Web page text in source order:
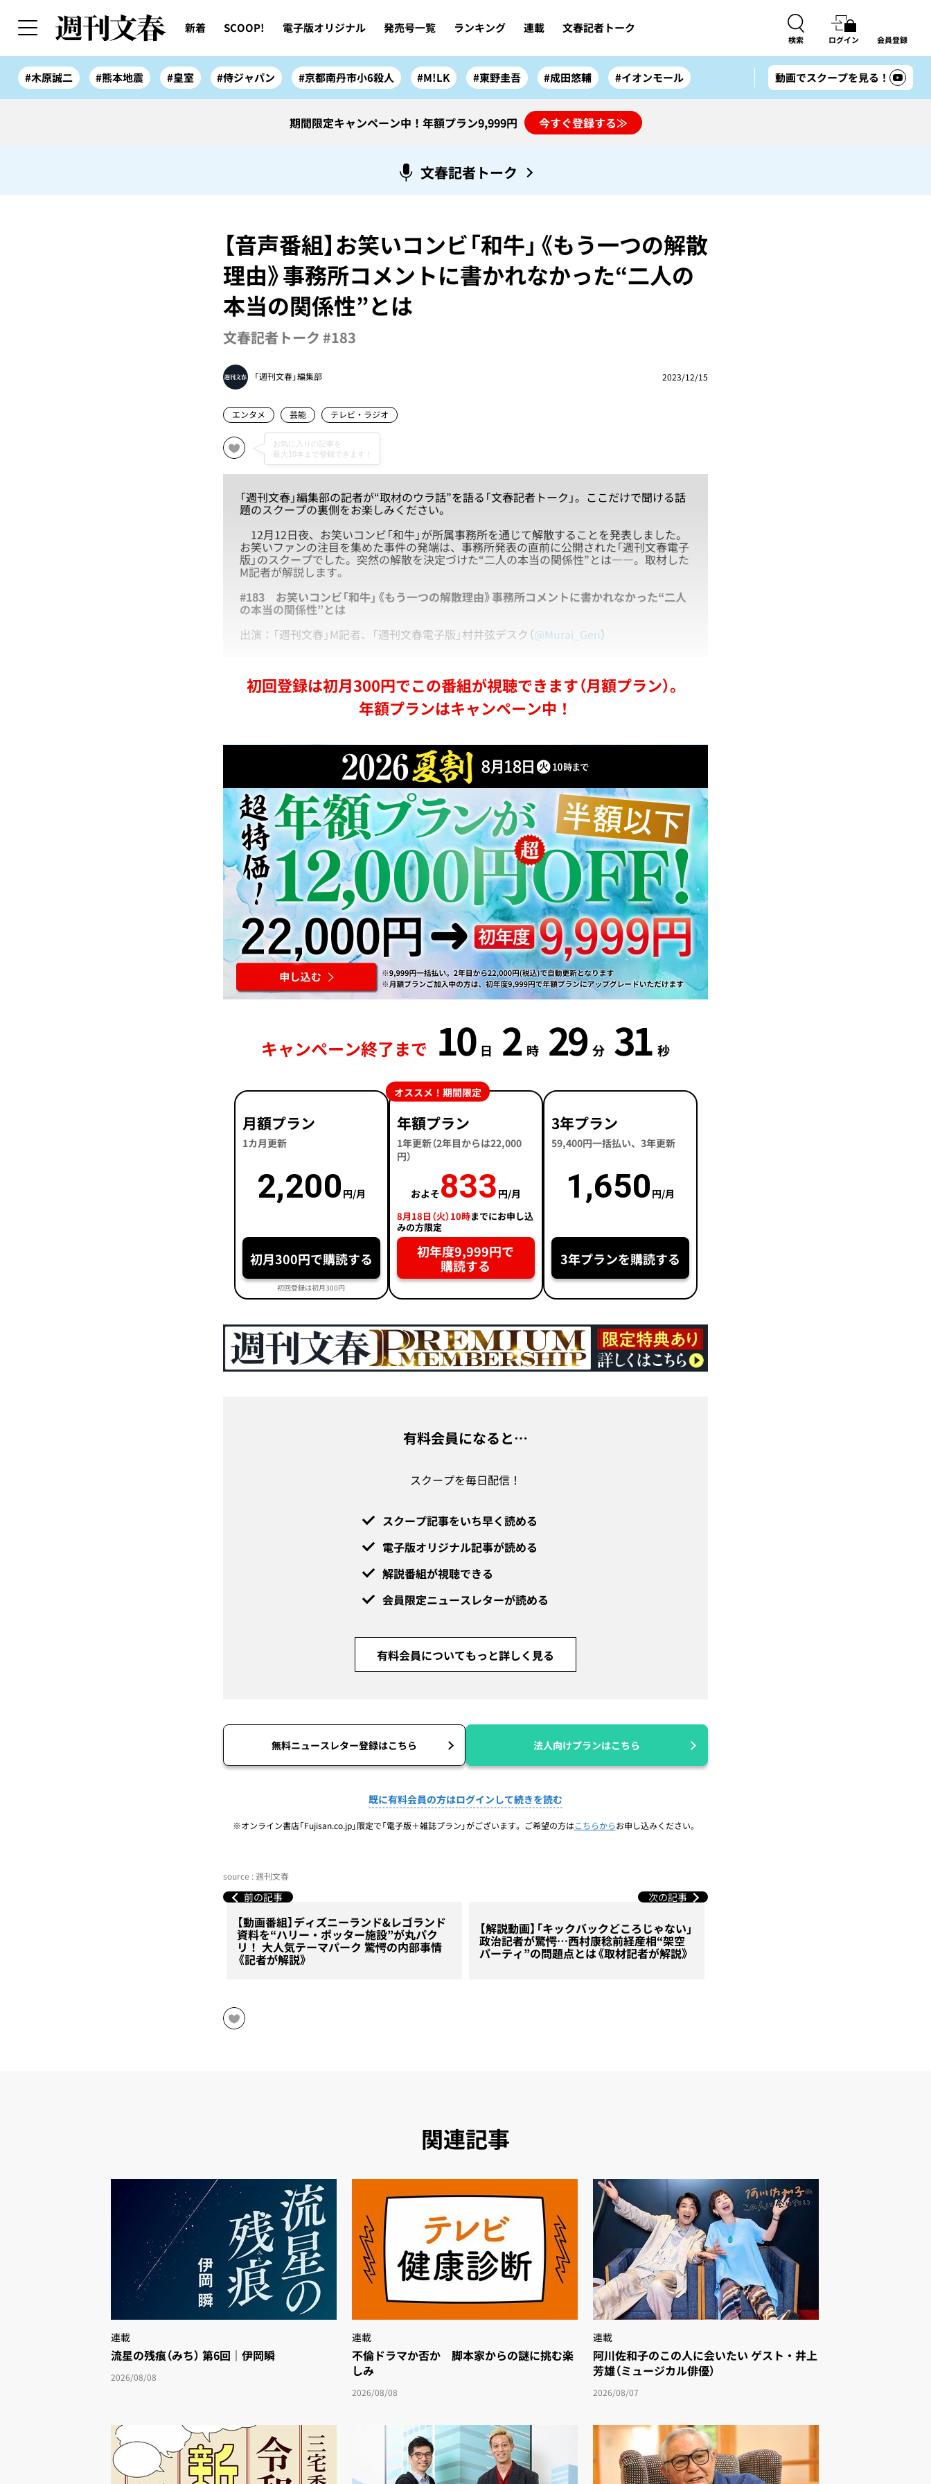
新着 SCOOP! 電子版オリジナル 発売号一覧 ランキング 連載 文春記者トーク
検索 ログイン 会員登録
#木原誠二 #熊本地震 #皇室 #侍ジャパン #京都南丹市小6殺人 #M!LK #東野圭吾 #成田悠輔 #イオンモール 動画でスクープを見る！
期間限定キャンペーン中！年額プラン9,999円 今すぐ登録する≫
文春記者トーク
【音声番組】お笑いコンビ「和牛」《もう一つの解散
理由》事務所コメントに書かれなかった“二人の
本当の関係性”とは
文春記者トーク #183
「週刊文春」編集部 2023/12/15
エンタメ 芸能 テレビ・ラジオ
「週刊文春」編集部の記者が“取材のウラ話”を語る「文春記者トーク」。ここだけで聞ける話
題のスクープの裏側をお楽しみください。
12月12日夜、お笑いコンビ「和牛」が所属事務所を通じて解散することを発表しました。
お笑いファンの注目を集めた事件の発端は、事務所発表の直前に公開された「週刊文春電子
版」のスクープでした。突然の解散を決定づけた“二人の本当の関係性”とは――。取材した
M記者が解説します。
#183 お笑いコンビ「和牛」《もう一つの解散理由》事務所コメントに書かれなかった“二人
の本当の関係性”とは
出演：「週刊文春」M記者、「週刊文春電子版」村井弦デスク（@Murai_Gen）
初回登録は初月300円でこの番組が視聴できます（月額プラン）。
年額プランはキャンペーン中！
キャンペーン終了まで 10 日 2 時 29 分 30 秒
月額プラン
1カ月更新
2,200 円/月
初月300円で購読する
初回登録は初月300円
年額プラン
1年更新（2年目からは22,000
円）
およそ833 円/月
8月18日（火）10時までにお申し込
みの方限定
初年度9,999円で
購読する
オススメ！期間限定
3年プラン
59,400円一括払い、3年更新
1,650 円/月
3年プランを購読する
有料会員になると…
スクープを毎日配信！
スクープ記事をいち早く読める
電子版オリジナル記事が読める
解説番組が視聴できる
会員限定ニュースレターが読める
有料会員についてもっと詳しく見る
無料ニュースレター登録はこちら 法人向けプランはこちら
既に有料会員の方はログインして続きを読む
※オンライン書店「Fujisan.co.jp」限定で「電子版＋雑誌プラン」がございます。ご希望の方はこちらからお申し込みください。
source : 週刊文春
前の記事
【動画番組】ディズニーランド&レゴランド
資料を“ハリー・ポッター施設”が丸パク
リ！ 大人気テーマパーク 驚愕の内部事情
《記者が解説》
次の記事
【解説動画】「キックバックどころじゃない」
政治記者が驚愕…西村康稔前経産相“架空
パーティ”の問題点とは《取材記者が解説》
関連記事
連載
流星の残痕（みち） 第6回｜伊岡瞬
2026/08/08
連載
不倫ドラマか否か 脚本家からの謎に挑む楽
しみ
2026/08/08
連載
阿川佐和子のこの人に会いたい ゲスト・井上
芳雄（ミュージカル俳優）
2026/08/07